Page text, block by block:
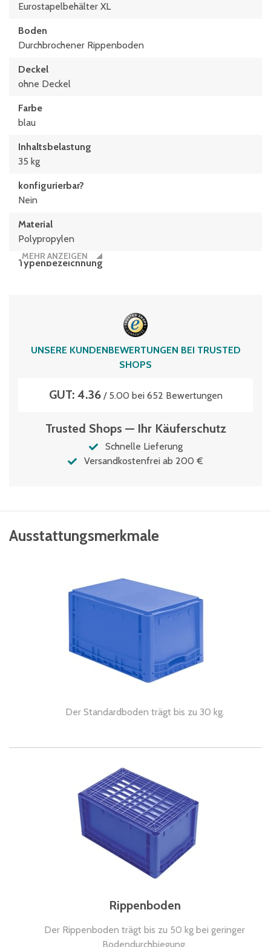
Eurostapelbehälter XL
Boden
Durchbrochener Rippenboden
Deckel
ohne Deckel
Farbe
blau
Inhaltsbelastung
35 kg
konfigurierbar?
Nein
Material
Polypropylen
Typen­be­zeich­nung
MEHR ANZEIGEN
UNSERE KUNDENBEWERTUNGEN BEI TRUSTED
SHOPS
GUT: 4.36/ 5.00 bei 652 Bewertungen
Trusted Shops — Ihr Käuferschutz
Schnelle Lieferung
Versandkostenfrei ab 200 €
Ausstattungsmerkmale
Der Standardboden trägt bis zu 30 kg.
Rippenboden
Der Rippenboden trägt bis zu 50 kg bei geringer
Bodendurchbiegung.